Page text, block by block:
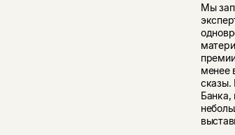
Мы
менее
сказы.
Банка,